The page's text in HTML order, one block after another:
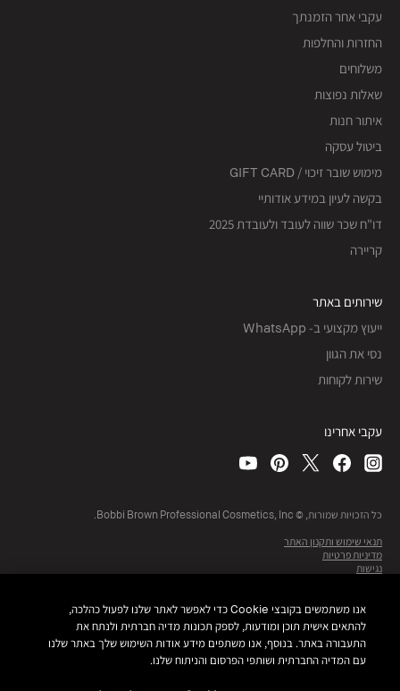
עקבי אחר הזמנתך
החזרות והחלפות
משלוחים
שאלות נפוצות
איתור חנות
ביטול עסקה
מימוש שובר זיכוי / GIFT CARD
בקשה לעיון במידע אודותיי
דו"ח שכר שווה לעובד ולעובדת 2025
קריירה
שירותים באתר
ייעוץ מקצועי ב- WhatsApp
נסי את הגוון
שירות לקוחות
עקבי אחרינו
כל הזכויות שמורות, © Bobbi Brown Professional Cosmetics, Inc.
תנאי שימוש ותקנון האתר
מדיניות פרטיות
נגישות
אנו משתמשים בקובצי Cookie כדי לאפשר לאתר שלנו לפעול כהלכה,
להתאים אישית תוכן ומודעות, לספק תכונות מדיה חברתית ולנתח את
התעבורה באתר. בנוסף, אנו משתפים מידע אודות השימוש שלך באתר שלנו
עם המדיה החברתית ושותפי הפרסום והניתוח שלנו.